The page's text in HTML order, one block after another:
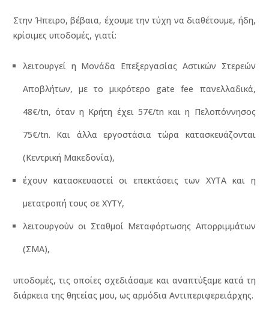
Στην Ήπειρο, βέβαια, έχουμε την τύχη να διαθέτουμε, ήδη,
κρίσιμες υποδομές, γιατί:
λειτουργεί η Μονάδα Επεξεργασίας Αστικών Στερεών
Αποβλήτων, με το μικρότερο gate fee πανελλαδικά,
48€/tn, όταν η Κρήτη έχει 57€/tn και η Πελοπόννησος
75€/tn. Και άλλα εργοστάσια τώρα κατασκευάζονται
(Κεντρική Μακεδονία),
έχουν κατασκευαστεί οι επεκτάσεις των ΧΥΤΑ και η
μετατροπή τους σε ΧΥΤΥ,
λειτουργούν οι Σταθμοί Μεταφόρτωσης Απορριμμάτων
(ΣΜΑ),
υποδομές, τις οποίες σχεδιάσαμε και αναπτύξαμε κατά τη
διάρκεια της θητείας μου, ως αρμόδια Αντιπεριφερειάρχης.